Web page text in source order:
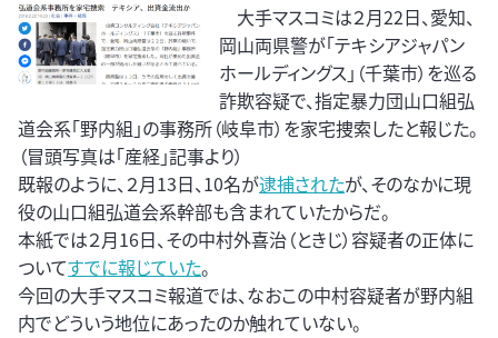
大手マスコミは２月22日、愛知、
岡山両県警が「テキシアジャパン
ホールディングス」（千葉市）を巡る
詐欺容疑で、指定暴力団山口組弘
道会系「野内組」の事務所（岐阜市）を家宅捜索したと報じた。
（冒頭写真は「産経｣記事より）
既報のように、２月13日、10名が逮捕されたが、そのなかに現
役の山口組弘道会系幹部も含まれていたからだ。
本紙では２月16日、その中村外喜治（ときじ）容疑者の正体に
ついてすでに報じていた。
今回の大手マスコミ報道では、なおこの中村容疑者が野内組
内でどういう地位にあったのか触れていない。